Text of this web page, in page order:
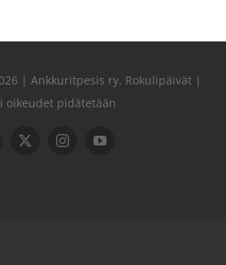
| Ankkuritpesis ry. Rokulipäivät |
oikeudet pidätetään